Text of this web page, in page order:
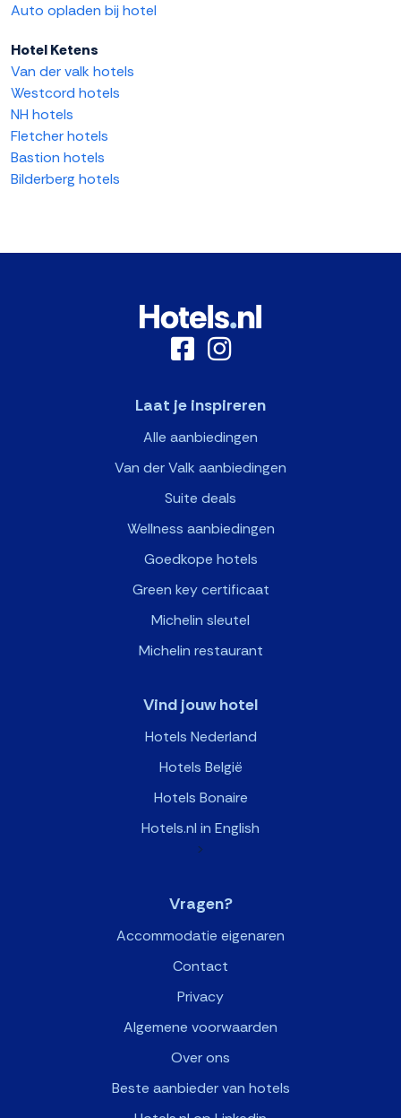
Auto opladen bij hotel
Hotel Ketens
Van der valk hotels
Westcord hotels
NH hotels
Fletcher hotels
Bastion hotels
Bilderberg hotels
Laat je inspireren
Alle aanbiedingen
Van der Valk aanbiedingen
Suite deals
Wellness aanbiedingen
Goedkope hotels
Green key certificaat
Michelin sleutel
Michelin restaurant
Vind jouw hotel
Hotels Nederland
Hotels België
Hotels Bonaire
Hotels.nl in English
>
Vragen?
Accommodatie eigenaren
Contact
Privacy
Algemene voorwaarden
Over ons
Beste aanbieder van hotels